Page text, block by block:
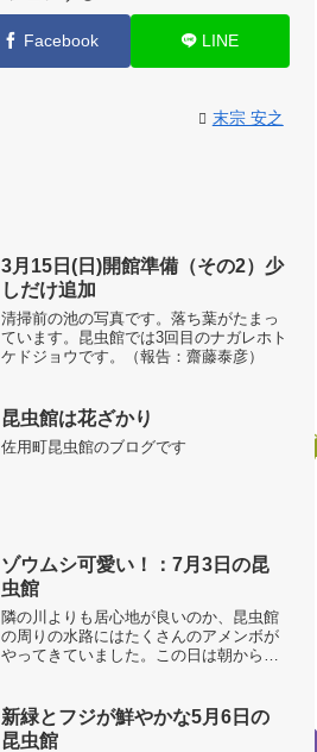
Facebook LINE
末宗 安之
3月15日(日)開館準備（その2）少
しだけ追加
清掃前の池の写真です。落ち葉がたまっ
ています。昆虫館では3回目のナガレホト
ケドジョウです。（報告：齋藤泰彦）
昆虫館は花ざかり
佐用町昆虫館のブログです
ゾウムシ可愛い！：7月3日の昆
虫館
隣の川よりも居心地が良いのか、昆虫館
の周りの水路にはたくさんのアメンボが
やってきていました。この日は朝から夕
いう子もいて、虫を触れるように準備し
ていた甲斐がありました。...
新緑とフジが鮮やかな5月6日の
昆虫館